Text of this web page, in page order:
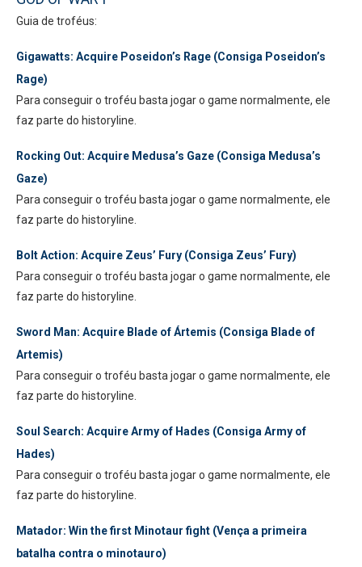
Guia de troféus:
Gigawatts: Acquire Poseidon’s Rage (Consiga Poseidon’s
Rage)
Para conseguir o troféu basta jogar o game normalmente, ele
faz parte do historyline.
Rocking Out: Acquire Medusa’s Gaze (Consiga Medusa’s
Gaze)
Para conseguir o troféu basta jogar o game normalmente, ele
faz parte do historyline.
Bolt Action: Acquire Zeus’ Fury (Consiga Zeus’ Fury)
Para conseguir o troféu basta jogar o game normalmente, ele
faz parte do historyline.
Sword Man: Acquire Blade of Ártemis (Consiga Blade of
Artemis)
Para conseguir o troféu basta jogar o game normalmente, ele
faz parte do historyline.
Soul Search: Acquire Army of Hades (Consiga Army of
Hades)
Para conseguir o troféu basta jogar o game normalmente, ele
faz parte do historyline.
Matador: Win the first Minotaur fight (Vença a primeira
batalha contra o minotauro)